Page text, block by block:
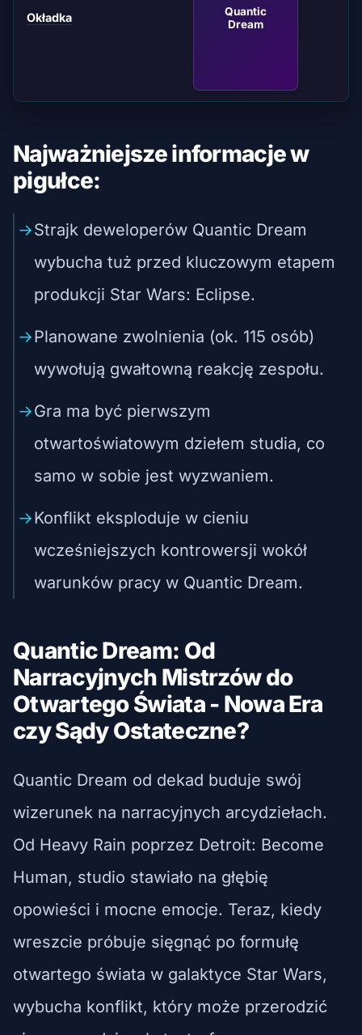
Okładka
Quantic
Dream
Najważniejsze informacje w
pigułce:
Strajk deweloperów Quantic Dream
wybucha tuż przed kluczowym etapem
produkcji Star Wars: Eclipse.
Planowane zwolnienia (ok. 115 osób)
wywołują gwałtowną reakcję zespołu.
Gra ma być pierwszym
otwartoświatowym dziełem studia, co
samo w sobie jest wyzwaniem.
Konflikt eksploduje w cieniu
wcześniejszych kontrowersji wokół
warunków pracy w Quantic Dream.
Quantic Dream: Od
Narracyjnych Mistrzów do
Otwartego Świata - Nowa Era
czy Sądy Ostateczne?
Quantic Dream od dekad buduje swój
wizerunek na narracyjnych arcydziełach.
Od Heavy Rain poprzez Detroit: Become
Human, studio stawiało na głębię
opowieści i mocne emocje. Teraz, kiedy
wreszcie próbuje sięgnąć po formułę
otwartego świata w galaktyce Star Wars,
wybucha konflikt, który może przerodzić